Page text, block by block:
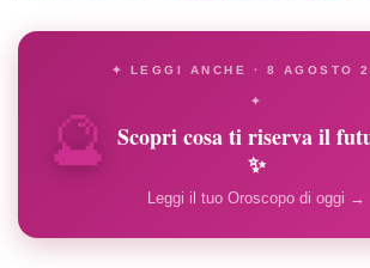
🔮
✦ LEGGI ANCHE · 8 AGOSTO
✦
Scopri cosa ti riserva il
✨
Leggi il tuo Oroscopo di oggi →